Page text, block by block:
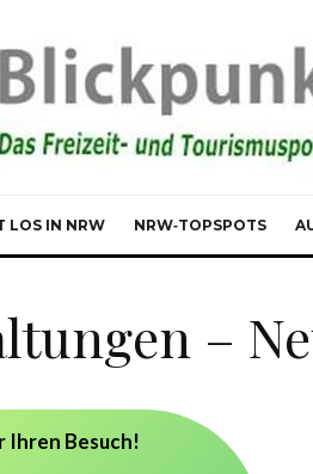
LOS IN NRW NRW‑TOPSPOTS
–
Ihren Besuch!